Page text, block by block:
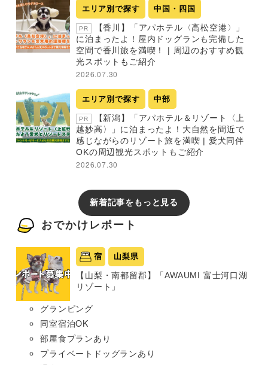
エリア別で探す 中国・四国
PR
【香川】「アパホテル〈高松空港〉」
に泊まったよ！屋内ドッグランも完備した
空間で香川旅を満喫！ | 周辺のおすすめ観
光スポットもご紹介
2026.07.30
エリア別で探す 中部
PR
【新潟】「アパホテル＆リゾート〈上
越妙高〉」に泊まったよ！大自然を間近で
感じながらのリゾート旅を満喫 | 愛犬同伴
OKの周辺観光スポットもご紹介
2026.07.30
新着記事をもっと見る
おでかけレポート
宿 山梨県
【山梨・南都留郡】「AWAUMI 富士河口湖
リゾート」
グランピング
同室宿泊OK
部屋食プランあり
プライベートドッグランあり